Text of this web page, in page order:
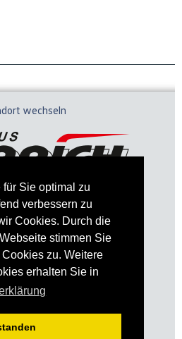
Sie optimal zu
verbessern zu
Cookies. Durch die
stimmen Sie
zu. Weitere
erhalten Sie in
wechseln
Datenschutz